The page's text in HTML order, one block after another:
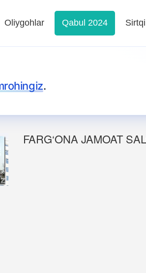
Oliygohlar Qabul 2024
.
FARG‘ONA JAMOAT